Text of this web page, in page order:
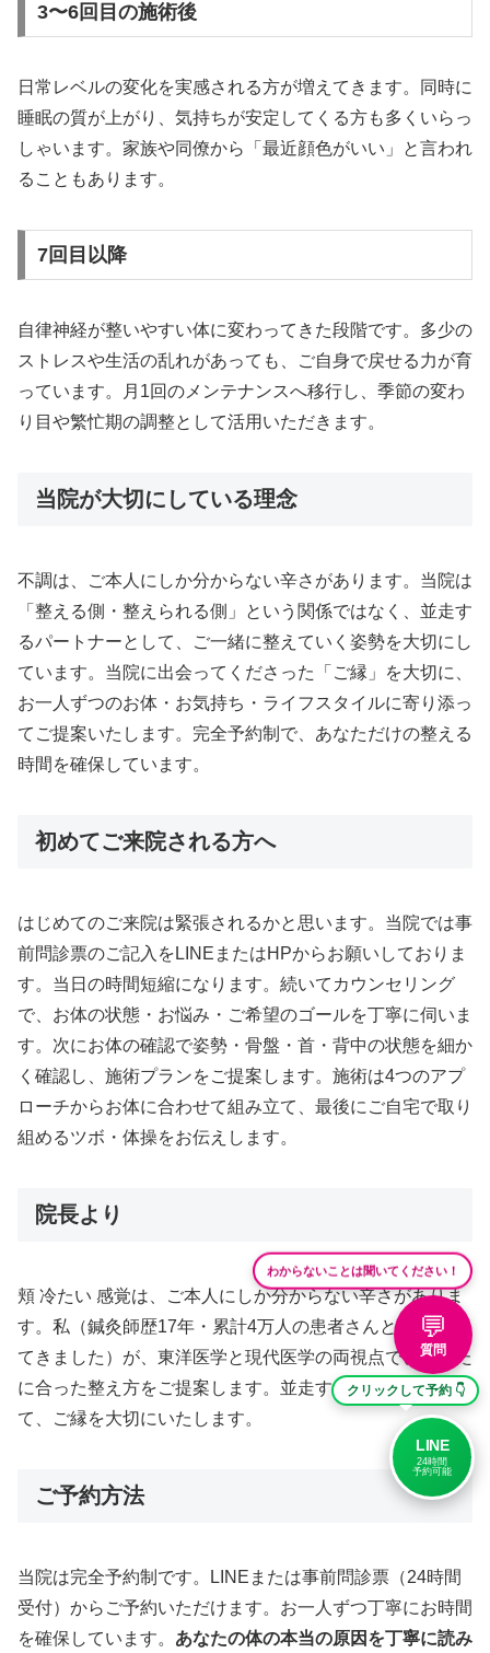
3〜6回目の施術後
日常レベルの変化を実感される方が増えてきます。同時に
睡眠の質が上がり、気持ちが安定してくる方も多くいらっ
しゃいます。家族や同僚から「最近顔色がいい」と言われ
ることもあります。
7回目以降
自律神経が整いやすい体に変わってきた段階です。多少の
ストレスや生活の乱れがあっても、ご自身で戻せる力が育
っています。月1回のメンテナンスへ移行し、季節の変わ
り目や繁忙期の調整として活用いただきます。
当院が大切にしている理念
不調は、ご本人にしか分からない辛さがあります。当院は
「整える側・整えられる側」という関係ではなく、並走す
るパートナーとして、ご一緒に整えていく姿勢を大切にし
ています。当院に出会ってくださった「ご縁」を大切に、
お一人ずつのお体・お気持ち・ライフスタイルに寄り添っ
てご提案いたします。完全予約制で、あなただけの整える
時間を確保しています。
初めてご来院される方へ
はじめてのご来院は緊張されるかと思います。当院では事
前問診票のご記入をLINEまたはHPからお願いしておりま
す。当日の時間短縮になります。続いてカウンセリング
で、お体の状態・お悩み・ご希望のゴールを丁寧に伺いま
す。次にお体の確認で姿勢・骨盤・首・背中の状態を細か
く確認し、施術プランをご提案します。施術は4つのアプ
ローチからお体に合わせて組み立て、最後にご自宅で取り
組めるツボ・体操をお伝えします。
院長より
頬 冷たい 感覚は、ご本人にしか分からない辛さがありま
す。私（鍼灸師歴17年・累計4万人の患者さんと向き合っ
てきました）が、東洋医学と現代医学の両視点で、あなた
に合った整え方をご提案します。並走するパートナーとし
て、ご縁を大切にいたします。
ご予約方法
当院は完全予約制です。LINEまたは事前問診票（24時間
受付）からご予約いただけます。お一人ずつ丁寧にお時間
を確保しています。 あなたの体の本当の原因を丁寧に読み
わからないことは聞いてください！
💬
質問
クリックして予約 👇
LINE
24時間
予約可能